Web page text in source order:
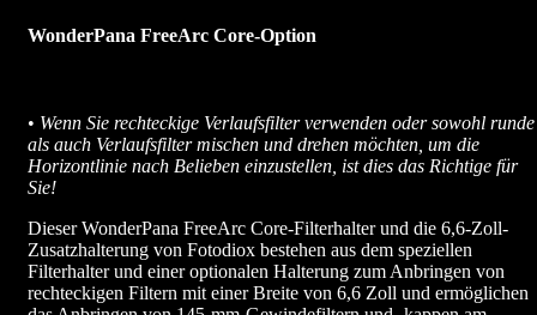
WonderPana FreeArc Core-Option
• Wenn Sie rechteckige Verlaufsfilter verwenden oder sowohl runde
als auch Verlaufsfilter mischen und drehen möchten, um die
Horizontlinie nach Belieben einzustellen, ist dies das Richtige für
Sie!
Dieser WonderPana FreeArc Core-Filterhalter und die 6,6-Zoll-
Zusatzhalterung von Fotodiox bestehen aus dem speziellen
Filterhalter und einer optionalen Halterung zum Anbringen von
rechteckigen Filtern mit einer Breite von 6,6 Zoll und ermöglichen